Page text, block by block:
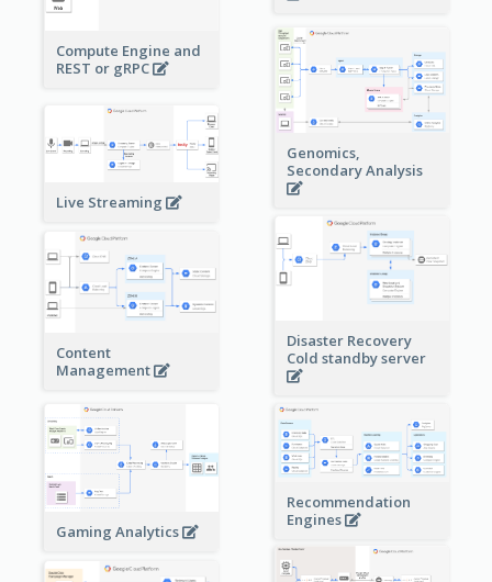
Compute Engine and
REST or gRPC
Genomics,
Secondary Analysis
Live Streaming
Disaster Recovery
Cold standby server
Content
Management
Gaming Analytics
Recommendation
Engines